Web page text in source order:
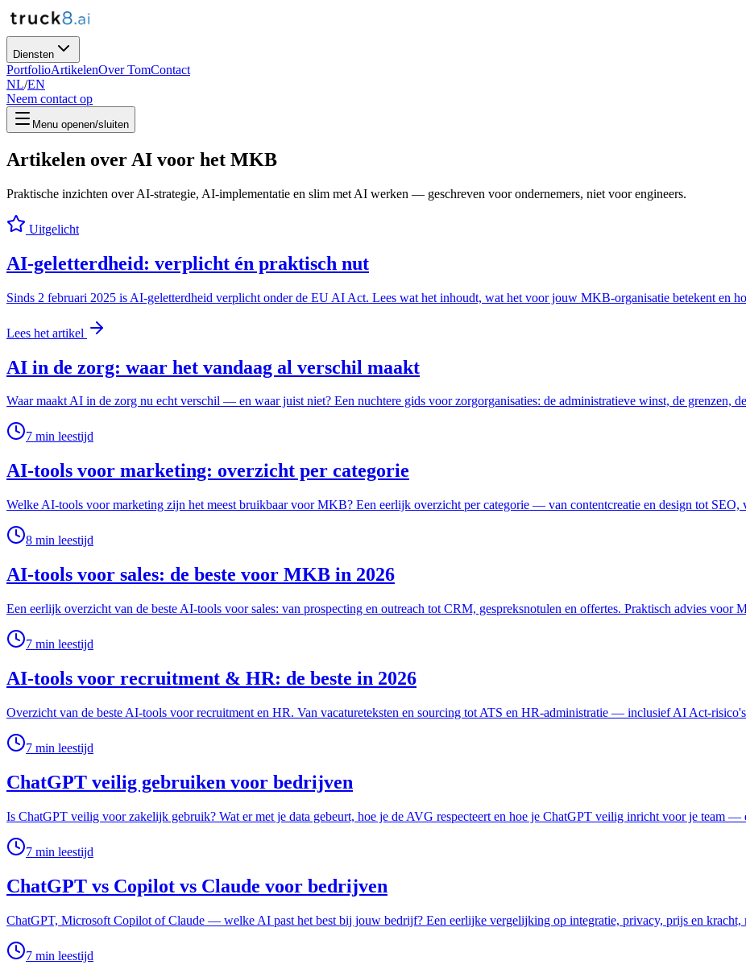
Diensten
PortfolioArtikelenOver TomContact
NL/EN
Neem contact op
Menu openen/sluiten
Artikelen over AI voor het MKB
Praktische inzichten over AI-strategie, AI-implementatie en slim met AI werken — geschreven voor ondernemers, niet voor engineers.
Uitgelicht
AI-geletterdheid: verplicht én praktisch nut
Sinds 2 februari 2025 is AI-geletterdheid verplicht onder de EU AI Act. Lees wat het inhoudt, wat het voor jouw MKB-organisatie betekent en
Lees het artikel
AI in de zorg: waar het vandaag al verschil maakt
Waar maakt AI in de zorg nu echt verschil — en waar juist niet? Een nuchtere gids voor zorgorganisaties: de administratieve winst, de grenzen,
7 min leestijd
AI-tools voor marketing: overzicht per categorie
Welke AI-tools voor marketing zijn het meest bruikbaar voor MKB? Een eerlijk overzicht per categorie — van contentcreatie en design tot
8 min leestijd
AI-tools voor sales: de beste voor MKB in 2026
Een eerlijk overzicht van de beste AI-tools voor sales: van prospecting en outreach tot CRM, gespreksnotulen en offertes. Praktisch advies voor
7 min leestijd
AI-tools voor recruitment & HR: de beste in 2026
Overzicht van de beste AI-tools voor recruitment en HR. Van vacatureteksten en sourcing tot ATS en HR-administratie — inclusief AI Act-
7 min leestijd
ChatGPT veilig gebruiken voor bedrijven
Is ChatGPT veilig voor zakelijk gebruik? Wat er met je data gebeurt, hoe je de AVG respecteert en hoe je ChatGPT veilig inricht voor je team —
7 min leestijd
ChatGPT vs Copilot vs Claude voor bedrijven
ChatGPT, Microsoft Copilot of Claude — welke AI past het best bij jouw bedrijf? Een eerlijke vergelijking op integratie, privacy, prijs en kracht,
7 min leestijd